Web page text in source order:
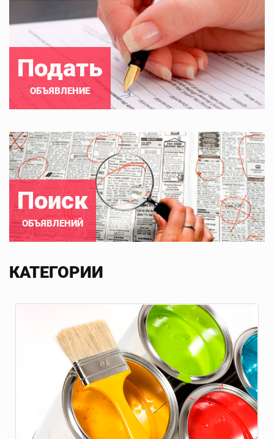
Подать
ОБЪЯВЛЕНИЕ
Поиск
ОБЪЯВЛЕНИЙ
КАТЕГОРИИ